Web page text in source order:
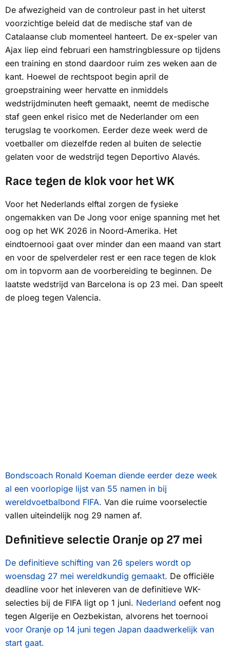
De afwezigheid van de controleur past in het uiterst
voorzichtige beleid dat de medische staf van de
Catalaanse club momenteel hanteert. De ex-speler van
Ajax liep eind februari een hamstringblessure op tijdens
een training en stond daardoor ruim zes weken aan de
kant. Hoewel de rechtspoot begin april de
groepstraining weer hervatte en inmiddels
wedstrijdminuten heeft gemaakt, neemt de medische
staf geen enkel risico met de Nederlander om een
terugslag te voorkomen. Eerder deze week werd de
voetballer om diezelfde reden al buiten de selectie
gelaten voor de wedstrijd tegen Deportivo Alavés.
Race tegen de klok voor het WK
Voor het Nederlands elftal zorgen de fysieke
ongemakken van De Jong voor enige spanning met het
oog op het WK 2026 in Noord-Amerika. Het
eindtoernooi gaat over minder dan een maand van start
en voor de spelverdeler rest er een race tegen de klok
om in topvorm aan de voorbereiding te beginnen. De
laatste wedstrijd van Barcelona is op 23 mei. Dan speelt
de ploeg tegen Valencia.
Bondscoach Ronald Koeman diende eerder deze week
al een voorlopige lijst van 55 namen in bij
wereldvoetbalbond FIFA. Van die ruime voorselectie
vallen uiteindelijk nog 29 namen af.
Definitieve selectie Oranje op 27 mei
De definitieve schifting van 26 spelers wordt op
woensdag 27 mei wereldkundig gemaakt. De officiële
deadline voor het inleveren van de definitieve WK-
selecties bij de FIFA ligt op 1 juni. Nederland oefent nog
tegen Algerije en Oezbekistan, alvorens het toernooi
voor Oranje op 14 juni tegen Japan daadwerkelijk van
start gaat.